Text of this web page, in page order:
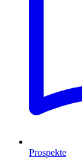
Prospekte